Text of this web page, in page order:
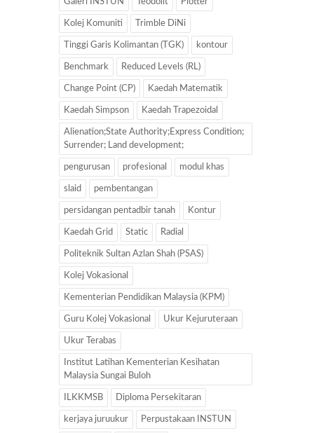
Kolej Komuniti Trimble DiNi
Tinggi Garis Kolimantan (TGK) kontour
Benchmark Reduced Levels (RL)
Change Point (CP) Kaedah Matematik
Kaedah Simpson Kaedah Trapezoidal
Alienation;State Authority;Express Condition;
Surrender; Land development;
pengurusan profesional modul khas
slaid pembentangan
persidangan pentadbir tanah Kontur
Kaedah Grid Static Radial
Politeknik Sultan Azlan Shah (PSAS)
Kolej Vokasional
Kementerian Pendidikan Malaysia (KPM)
Guru Kolej Vokasional Ukur Kejuruteraan
Ukur Terabas
Institut Latihan Kementerian Kesihatan
Malaysia Sungai Buloh
ILKKMSB Diploma Persekitaran
kerjaya juruukur Perpustakaan INSTUN